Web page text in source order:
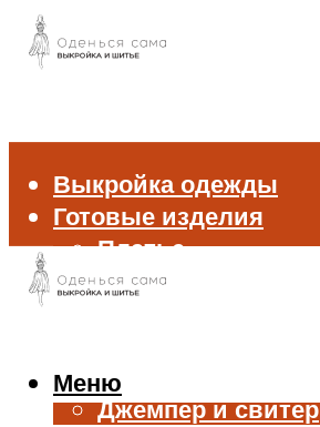
Выкройка одежды
Готовые изделия
Платье
Брюки
Жилет
Джемпер и свитер
Меню